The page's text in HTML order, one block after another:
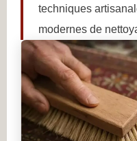
techniques
modernes de